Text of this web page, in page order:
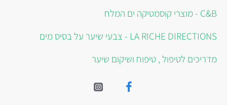
C&B - מוצרי קוסמטיקה ים המלח
LA RICHE DIRECTIONS - צבעי שיער על בסיס מים
מדריכים לטיפול , טיפוח ושיקום שיער